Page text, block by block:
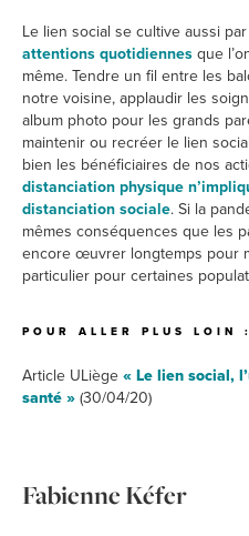
Le lien social se cultive aussi
attentions quotidiennes que
même. Tendre un fil entre les
notre voisine, applaudir les
album photo pour les grands
maintenir ou recréer le lien
bien les bénéficiaires de nos
distanciation physique
distanciation sociale. Si la
mêmes conséquences que les
encore œuvrer longtemps pour
particulier pour certaines
POUR ALLER PLUS LOIN :
Article ULiège « Le lien social,
santé » (30/04/20)
Fabienne Kéfer